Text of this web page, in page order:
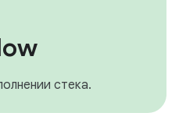
стека.